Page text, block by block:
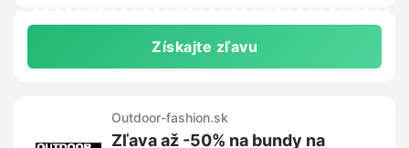
Získajte zľavu
Outdoor-fashion.sk
Zľava až -50% na bundy na